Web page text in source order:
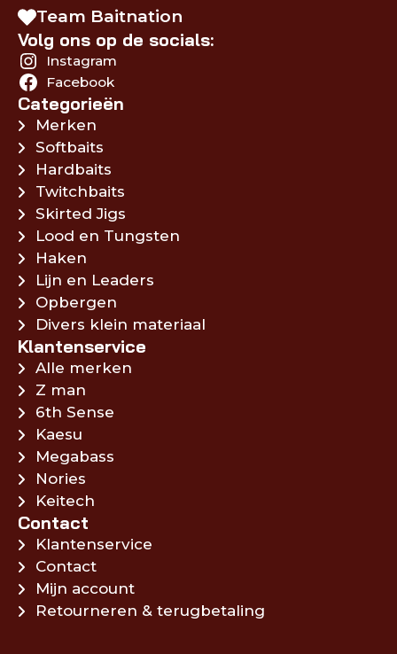
Team Baitnation
Volg ons op de socials:
Instagram
Facebook
Categorieën
Merken
Softbaits
Hardbaits
Twitchbaits
Skirted Jigs
Lood en Tungsten
Haken
Lijn en Leaders
Opbergen
Divers klein materiaal
Klantenservice
Alle merken
Z man
6th Sense
Kaesu
Megabass
Nories
Keitech
Contact
Klantenservice
Contact
Mijn account
Retourneren & terugbetaling